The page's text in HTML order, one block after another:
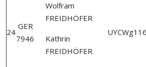
24
GER
7946
Wolfram
FREIDHÖFER
UYCWg
Kathrin
FREIDHÖFER